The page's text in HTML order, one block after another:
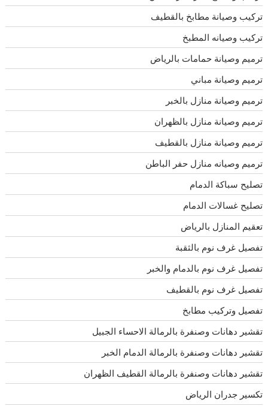
تركيب وصيانة مطابخ بالقطيف
تركيب وصيانه المطبخ
ترميم وصيانة حمامات بالرياض
ترميم وصيانة مباني
ترميم وصيانة منازل بالخبر
ترميم وصيانة منازل بالظهران
ترميم وصيانة منازل بالقطيف
ترميم وصيانه منازل حفر الباطن
تصليح سباكة الدمام
تصليح غسالات الدمام
تعقيم المنازل بالرياض
تفصيل غرف نوم بالثقبة
تفصيل غرف نوم بالدمام والخبر
تفصيل غرف نوم بالقطيف
تفصيل وتركيب مطابخ
تقشير دهانات وصنفرة بالرمالة الاحساء الجبيل
تقشير دهانات وصنفرة بالرمالة الدمام الخبر
تقشير دهانات وصنفرة بالرمالة القطيف الظهران
تكسير جدران الرياض